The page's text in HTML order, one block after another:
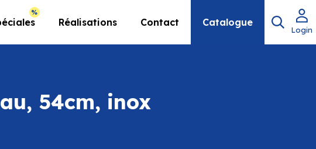
Réalisations Contact Catalogue
Login
54cm, inox